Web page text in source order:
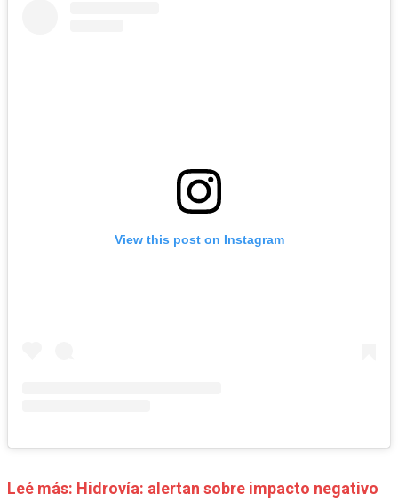
View this post on Instagram
Leé más: Hidrovía: alertan sobre impacto negativo